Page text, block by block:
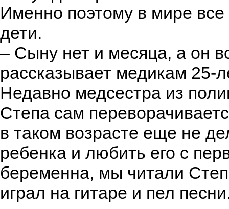
Именно поэтому в мире
дети.
– Сыну нет и месяца, а он
рассказывает медикам 25-
Недавно медсестра из
Степа сам
в таком возрасте еще не
ребенка и любить его с
беременна, мы читали
играл на гитаре и пел